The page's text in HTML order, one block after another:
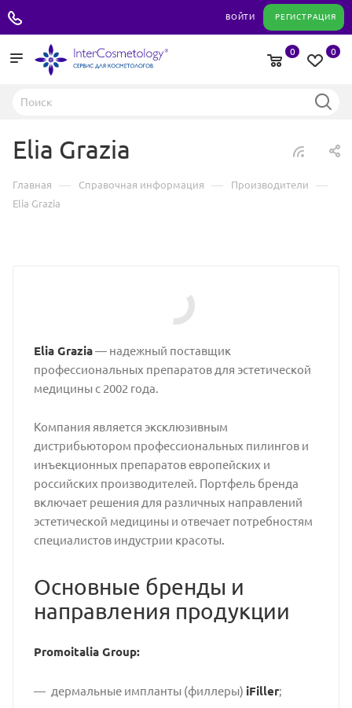
ВОЙТИ РЕГИСТРАЦИЯ
0
0
Elia Grazia
Главная — Справочная информация — Производители —
Elia Grazia
Elia Grazia— надежный поставщик
профессиональных препаратов для эстетической
медицины с 2002 года.
Компания является эксклюзивным
дистрибьютором профессиональных пилингов и
инъекционных препаратов европейских и
российских производителей. Портфель бренда
включает решения для различных направлений
эстетической медицины и отвечает потребностям
специалистов индустрии красоты.
Основные бренды и
направления продукции
Promoitalia Group:
дермальные импланты (филлеры) iFiller;